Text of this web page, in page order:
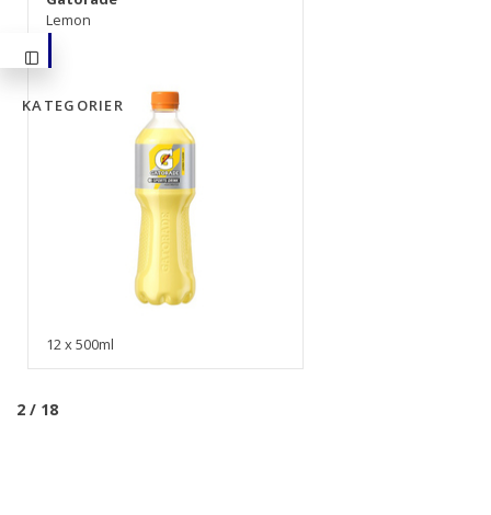
KATEGORIER
Lemon
12 x 500ml
2 / 18